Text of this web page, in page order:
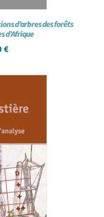
d’arbres des forêts
d’Afrique
€